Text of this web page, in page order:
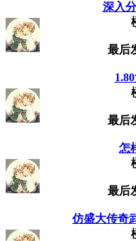
深入
最后
最后
怎
最后
仿盛大传奇